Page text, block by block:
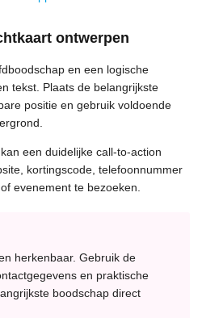
ontwerpen
en een logische
tekst. Plaats de belangrijkste
positie en gebruik voldoende
een duidelijke call-to-action
kortingscode, telefoonnummer
evenement te bezoeken.
herkenbaar. Gebruik de
en praktische
boodschap direct